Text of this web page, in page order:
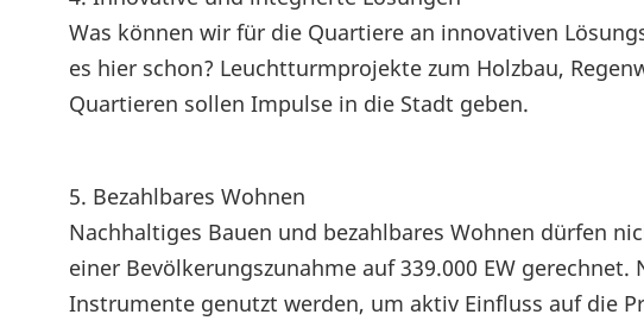
Was können wir für die Quartiere an innovativen
es hier schon? Leuchtturmprojekte zum Holzbau,
Quartieren sollen Impulse in die Stadt geben.
5. Bezahlbares Wohnen
Nachhaltiges Bauen und bezahlbares Wohnen dürfen
einer Bevölkerungszunahme auf 339.000 EW
Instrumente genutzt werden, um aktiv Einfluss auf die